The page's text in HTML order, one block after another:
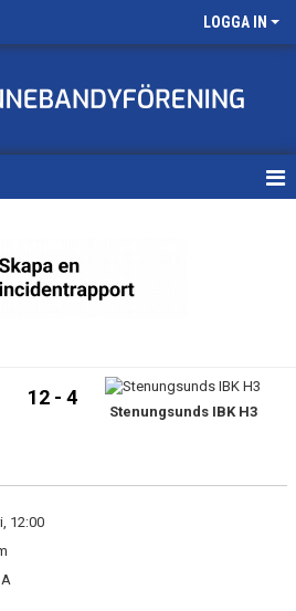
LOGGA IN
12 - 4
Stenungsunds IBK H3
12:00